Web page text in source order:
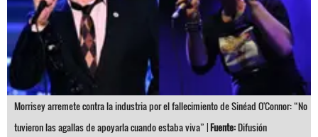
Morrisey arremete contra la industria por el fallecimiento de Sinéad O'Connor: “No
tuvieron las agallas de apoyarla cuando estaba viva” |Fuente:Difusión